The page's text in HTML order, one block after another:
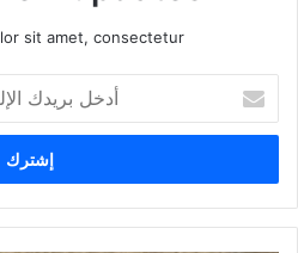
sit amet, consectetur.
بريدك
الإلكتروني